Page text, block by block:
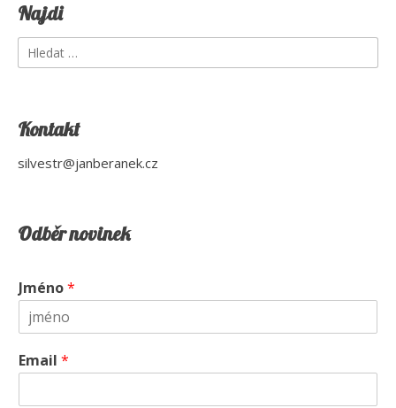
Najdi
Vyhledávání
Kontakt
silvestr@janberanek.cz
Odběr novinek
Jméno*
Email *